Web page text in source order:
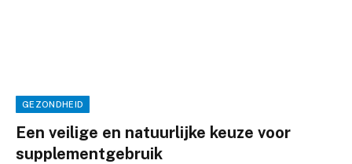
GEZONDHEID
Een veilige en natuurlijke keuze voor
supplementgebruik